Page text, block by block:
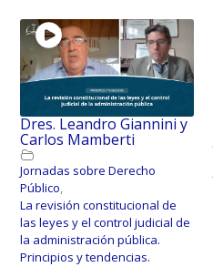
Dres. Leandro Giannini y
Carlos Mamberti
Jornadas sobre Derecho
Público,
La revisión constitucional de
las leyes y el control judicial de
la administración pública.
Principios y tendencias.